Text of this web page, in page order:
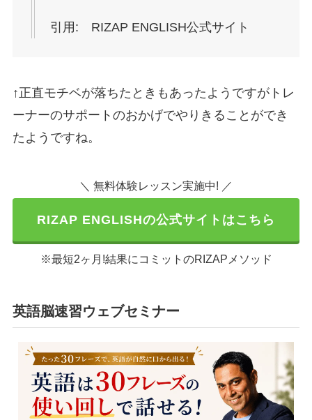
引用: RIZAP ENGLISH公式サイト
↑正直モチベが落ちたときもあったようですがトレ
ーナーのサポートのおかげでやりきることができ
たようですね。
＼ 無料体験レッスン実施中! ／
RIZAP ENGLISHの公式サイトはこちら
※最短2ヶ月!結果にコミットのRIZAPメソッド
英語脳速習ウェブセミナー